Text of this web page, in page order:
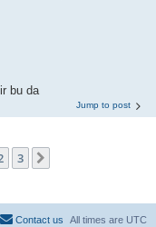
bu da
Jump to post
3
All times are UTC
Contact us